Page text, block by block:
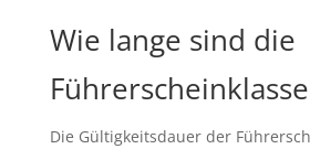
Wie lange sind die
Die Gültigkeitsdauer der